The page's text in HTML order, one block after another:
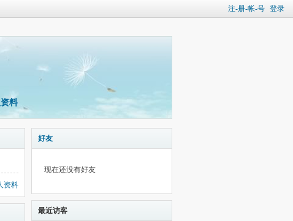
注-册-帐-号 登录
料
资料
好友
现在还没有好友
最近访客